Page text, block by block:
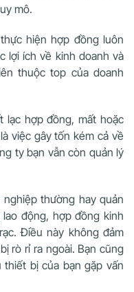
mô.
hiện hợp đồng luôn
lợi ích về kinh doanh và
thuộc top của doanh
lạc hợp đồng, mất hoặc
việc gây tốn kém cả về
ty bạn vẫn còn quản lý
thường hay quản
động, hợp đồng kinh
Điều này không đảm
rò rỉ ra ngoài. Bạn cũng
bị của bạn gặp vấn